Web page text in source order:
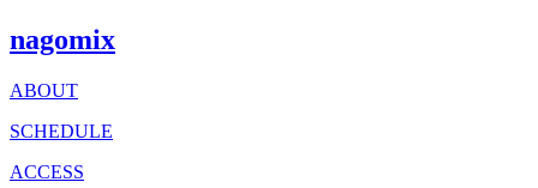
nagomix
ABOUT
SCHEDULE
ACCESS